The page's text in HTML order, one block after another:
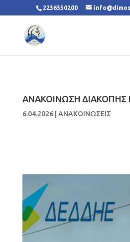
2236350200
ΑΝΑΚΟΙΝΩΣΗ
6.04.2026| ΑΝΑΚΟΙΝΩΣΕΙΣ